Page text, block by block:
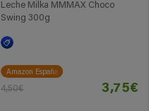
Leche Milka MMMAX Choco
Swing 300g
Amazon España
4,50€ 3,75€